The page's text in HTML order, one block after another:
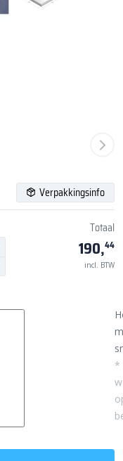
Verpakkingsinfo
Totaal
190,44
incl. BTW
*